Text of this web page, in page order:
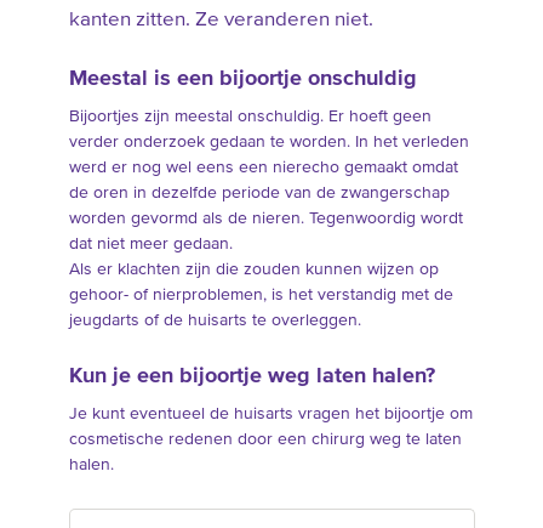
kanten zitten. Ze veranderen niet.
Meestal is een bijoortje onschuldig
Bijoortjes zijn meestal onschuldig. Er hoeft geen
verder onderzoek gedaan te worden. In het verleden
werd er nog wel eens een nierecho gemaakt omdat
de oren in dezelfde periode van de zwangerschap
worden gevormd als de nieren. Tegenwoordig wordt
dat niet meer gedaan.
Als er klachten zijn die zouden kunnen wijzen op
gehoor- of nierproblemen, is het verstandig met de
jeugdarts of de huisarts te overleggen.
Kun je een bijoortje weg laten halen?
Je kunt eventueel de huisarts vragen het bijoortje om
cosmetische redenen door een chirurg weg te laten
halen.